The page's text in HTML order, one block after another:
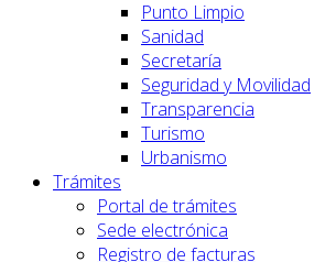
Punto Limpio
Sanidad
Secretaría
Seguridad y Movilidad
Transparencia
Turismo
Urbanismo
Trámites
Portal de trámites
Sede electrónica
Registro de facturas